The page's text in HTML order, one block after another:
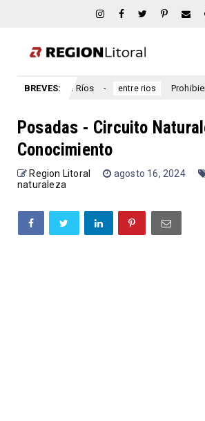
BREVES:
Entre Ríos entre rios Prohibieron a un
Posadas - Circuito
Conocimiento
Region Litoral agosto 16, 2024
naturaleza